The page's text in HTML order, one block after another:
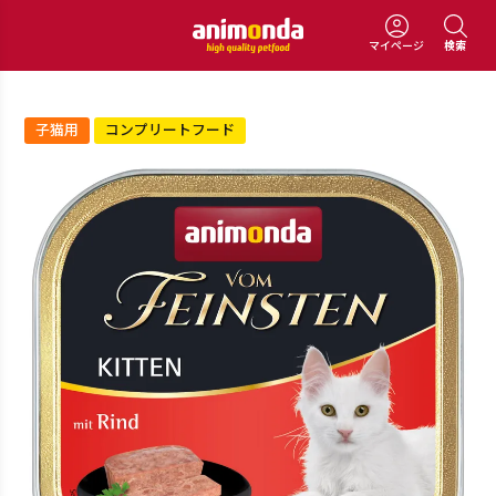
マイページ 検索
子猫用 コンプリートフード